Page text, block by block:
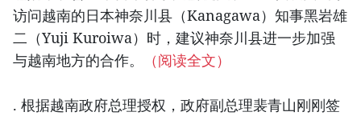
访问越南的日本神奈川县（Kanagawa）知事黑岩雄
二（Yuji Kuroiwa）时，建议神奈川县进一步加强
与越南地方的合作。
（阅读全文）
. 根据越南政府总理授权，政府副总理裴青山刚刚签